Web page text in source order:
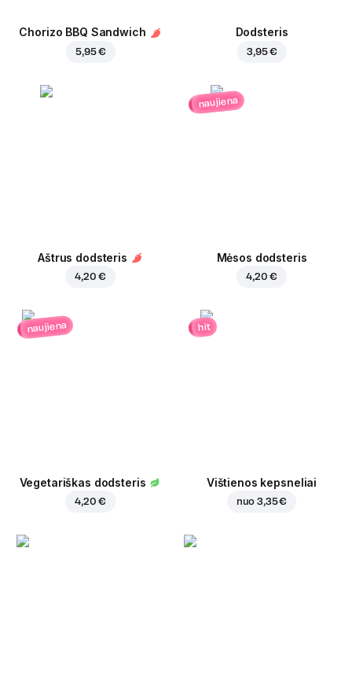
Chorizo BBQ Sandwich
5,95 €
Dodsteris
3,95 €
Aštrus dodsteris
4,20 €
naujiena
Mėsos dodsteris
4,20 €
naujiena
Vegetariškas dodsteris
4,20 €
hit
Vištienos kepsneliai
nuo3,35 €